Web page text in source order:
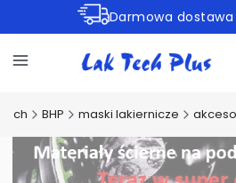
Darmowa dostawa
Rabaty -30% na
BHP maski lakiernicze